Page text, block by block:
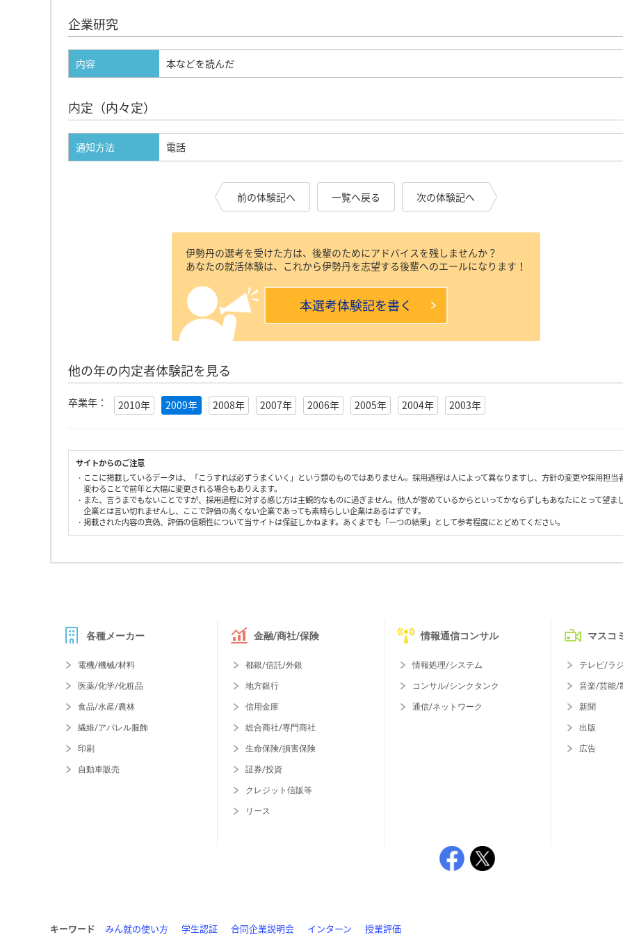
企業研究
内容 本などを読んだ
内定（内々定）
通知方法 電話
前の体験記へ 一覧へ戻る 次の体験記へ
伊勢丹の選考を受けた方は、後輩のためにアドバイスを残しませんか？
あなたの就活体験は、これから伊勢丹を志望する後輩へのエールになります！
本選考体験記を書く
他の年の内定者体験記を見る
卒業年： 2010年 2009年 2008年 2007年 2006年 2005年 2004年 2003年
サイトからのご注意
・ここに掲載しているデータは、「こうすれば必ずうまくいく」という類のものではありません。採用過程は人によって異なりますし、方針の変更や採用担当
変わることで前年と大幅に変更される場合もありえます。
・また、言うまでもないことですが、採用過程に対する感じ方は主観的なものに過ぎません。他人が誉めているからといってかならずしもあなたにとって望ま
企業とは言い切れませんし、ここで評価の高くない企業であっても素晴らしい企業はあるはずです。
・掲載された内容の真偽、評価の信頼性について当サイトは保証しかねます。あくまでも「一つの結果」として参考程度にとどめてください。
各種メーカー
電機/機械/材料
医薬/化学/化粧品
食品/水産/農林
繊維/アパレル服飾
印刷
自動車販売
金融/商社/保険
都銀/信託/外銀
地方銀行
信用金庫
総合商社/専門商社
生命保険/損害保険
証券/投資
クレジット信販等
リース
情報通信コンサル
情報処理/システム
コンサル/シンクタンク
通信/ネットワーク
マスコミ
テレビ/ラ
音楽/芸能/
新聞
出版
広告
キーワード みん就の使い方 学生認証 合同企業説明会 インターン 授業評価